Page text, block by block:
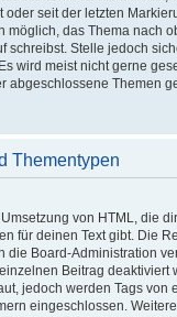
seit der letzten
möglich, das Thema nach
schreibst. Stelle jedoch
wird meist nicht gerne
abgeschlossene Themen
Thementypen
von HTML, die
für deinen Text gibt. Die
die Board-Administration
Beitrag deaktiviert
jedoch werden Tags von
eingeschlossen.